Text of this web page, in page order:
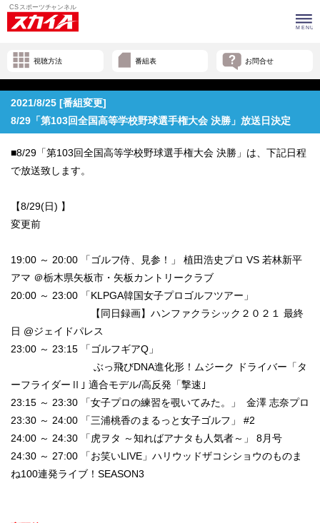
視聴方法 番組表 お問合せ
2021/8/25 [番組変更]
8/29「第103回全国高等学校野球選手権大会 決勝」放送日決定
■8/29「第103回全国高等学校野球選手権大会 決勝」は、下記日程
で放送致します。
【8/29(日) 】
変更前
19:00 ～ 20:00 「ゴルフ侍、見参！」 植田浩史プロ VS 若林新平
アマ ＠栃木県矢板市・矢板カントリークラブ
20:00 ～ 23:00 「KLPGA韓国女子プロゴルフツアー」
【同日録画】ハンファクラシック２０２１ 最終
日 @ジェイドパレス
23:00 ～ 23:15 「ゴルフギアQ」
ぶっ飛びDNA進化形！ムジーク ドライバー「タ
ーフライダーⅡ｣ 適合モデル/高反発「撃速｣
23:15 ～ 23:30 「女子プロの練習を覗いてみた。」 金澤 志奈プロ
23:30 ～ 24:00 「三浦桃香のまるっと女子ゴルフ」 #2
24:00 ～ 24:30 「虎ヲタ ～知ればアナタも人気者～」 8月号
24:30 ～ 27:00 「お笑いLIVE」ハリウッドザコシショウのものま
ね100連発ライブ！SEASON3